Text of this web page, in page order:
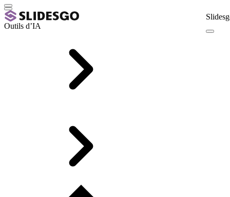
Outils d’IA